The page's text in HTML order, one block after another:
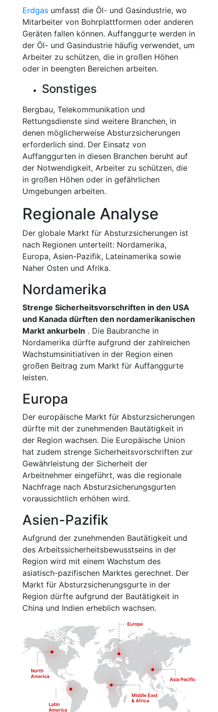
Erdgas umfasst die Öl- und Gasindustrie, wo
Mitarbeiter von Bohrplattformen oder anderen
Geräten fallen können. Auffanggurte werden in
der Öl- und Gasindustrie häufig verwendet, um
Arbeiter zu schützen, die in großen Höhen
oder in beengten Bereichen arbeiten.
Sonstiges
Bergbau, Telekommunikation und
Rettungsdienste sind weitere Branchen, in
denen möglicherweise Absturzsicherungen
erforderlich sind. Der Einsatz von
Auffanggurten in diesen Branchen beruht auf
der Notwendigkeit, Arbeiter zu schützen, die
in großen Höhen oder in gefährlichen
Umgebungen arbeiten.
Regionale Analyse
Der globale Markt für Absturzsicherungen ist
nach Regionen unterteilt: Nordamerika,
Europa, Asien-Pazifik, Lateinamerika sowie
Naher Osten und Afrika.
Nordamerika
Strenge Sicherheitsvorschriften in den USA
und Kanada dürften den nordamerikanischen
Markt ankurbeln . Die Baubranche in
Nordamerika dürfte aufgrund der zahlreichen
Wachstumsinitiativen in der Region einen
großen Beitrag zum Markt für Auffanggurte
leisten.
Europa
Der europäische Markt für Absturzsicherungen
dürfte mit der zunehmenden Bautätigkeit in
der Region wachsen. Die Europäische Union
hat zudem strenge Sicherheitsvorschriften zur
Gewährleistung der Sicherheit der
Arbeitnehmer eingeführt, was die regionale
Nachfrage nach Absturzsicherungsgurten
voraussichtlich erhöhen wird.
Asien-Pazifik
Aufgrund der zunehmenden Bautätigkeit und
des Arbeitssicherheitsbewusstseins in der
Region wird mit einem Wachstum des
asiatisch-pazifischen Marktes gerechnet. Der
Markt für Absturzsicherungsgurte in der
Region dürfte aufgrund der Bautätigkeit in
China und Indien erheblich wachsen.